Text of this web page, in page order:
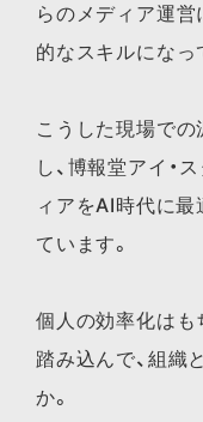
らのメディア運営
的なスキルになっ
こうした現場で
し、博報堂アイ・
ィアをAI時代に
ています。
個人の効率化はも
踏み込んで、組織
か。